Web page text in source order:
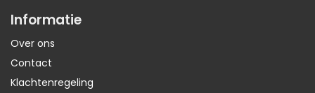
Informatie
Over ons
Contact
Klachtenregeling